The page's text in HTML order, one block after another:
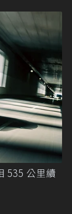
535 公里續